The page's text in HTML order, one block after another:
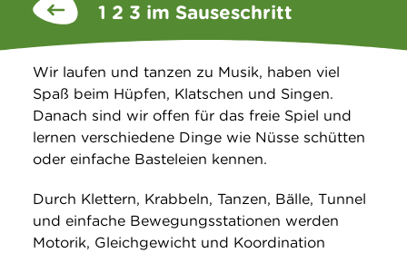
Service
Über uns
Suche
1 2 3 im Sauseschritt
Wir laufen und tanzen zu Musik, haben viel
Spaß beim Hüpfen, Klatschen und Singen.
Danach sind wir offen für das freie Spiel und
lernen verschiedene Dinge wie Nüsse schütten
oder einfache Basteleien kennen.
Durch Klettern, Krabbeln, Tanzen, Bälle, Tunnel
und einfache Bewegungsstationen werden
Motorik, Gleichgewicht und Koordination